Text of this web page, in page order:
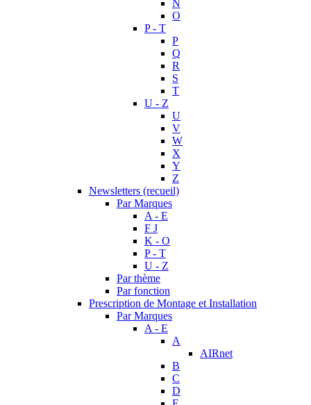
N
O
P - T
P
Q
R
S
T
U - Z
U
V
W
X
Y
Z
Newsletters (recueil)
Par Marques
A - E
F J
K - O
P - T
U - Z
Par thème
Par fonction
Prescription de Montage et Installation
Par Marques
A - E
A
AIRnet
B
C
D